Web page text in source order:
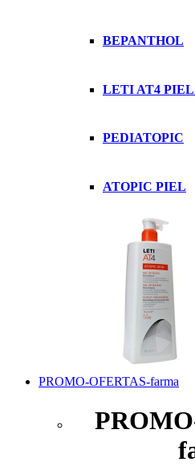
BEPANTHOL
LETI AT4 PIEL
PEDIATOPIC
ATOPIC PIEL
PROMO-OFERTAS-farma